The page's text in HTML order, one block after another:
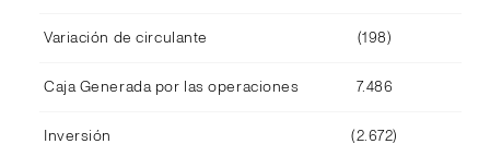
Variación de circulante (198)
Caja Generada por las operaciones 7.486
Inversión (2.672)